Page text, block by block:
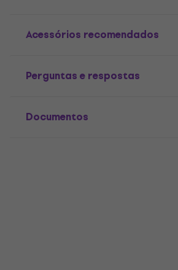
Acessórios recomendados
Perguntas e respostas
Documentos